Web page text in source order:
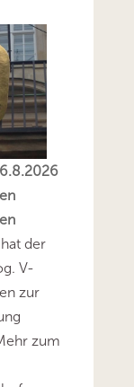
der
V-
zur
zum